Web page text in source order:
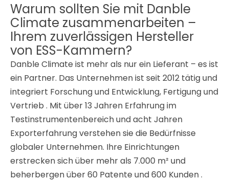
Warum sollten Sie mit Danble
Climate zusammenarbeiten –
Ihrem zuverlässigen Hersteller
von ESS-Kammern?
Danble Climate ist mehr als nur ein Lieferant – es ist
ein Partner. Das Unternehmen ist seit 2012 tätig und
integriert Forschung und Entwicklung, Fertigung und
Vertrieb . Mit über 13 Jahren Erfahrung im
Testinstrumentenbereich und acht Jahren
Exporterfahrungverstehen sie die Bedürfnisse
globaler Unternehmen. Ihre Einrichtungen
erstrecken sich über mehr als 7.000 m² und
beherbergen über 60 Patente und 600 Kunden.